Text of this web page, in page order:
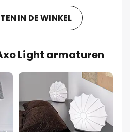
IN DE WINKEL
Light armaturen